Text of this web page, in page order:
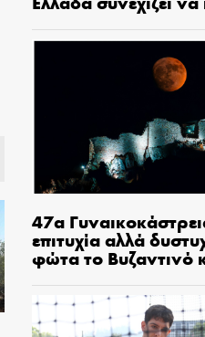
47α
επιτυχία αλλά
φώτα το Βυζαντινό